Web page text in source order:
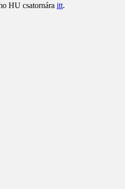
HU csatornára itt.